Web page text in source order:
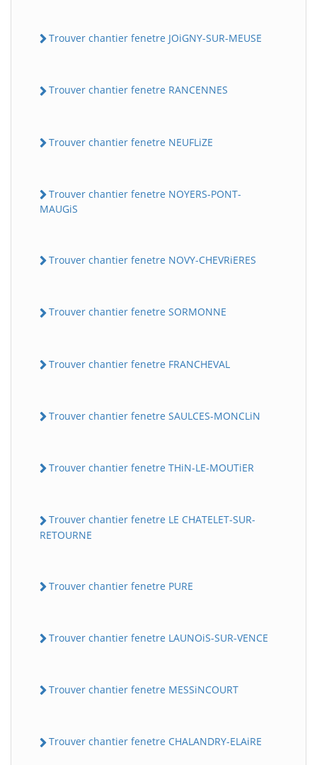
Trouver chantier fenetre JOiGNY-SUR-MEUSE
Trouver chantier fenetre RANCENNES
Trouver chantier fenetre NEUFLiZE
Trouver chantier fenetre NOYERS-PONT-
MAUGiS
Trouver chantier fenetre NOVY-CHEVRiERES
Trouver chantier fenetre SORMONNE
Trouver chantier fenetre FRANCHEVAL
Trouver chantier fenetre SAULCES-MONCLiN
Trouver chantier fenetre THiN-LE-MOUTiER
Trouver chantier fenetre LE CHATELET-SUR-
RETOURNE
Trouver chantier fenetre PURE
Trouver chantier fenetre LAUNOiS-SUR-VENCE
Trouver chantier fenetre MESSiNCOURT
Trouver chantier fenetre CHALANDRY-ELAiRE